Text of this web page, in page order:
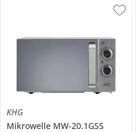
KHG
Mikrowelle MW-20.1GSS